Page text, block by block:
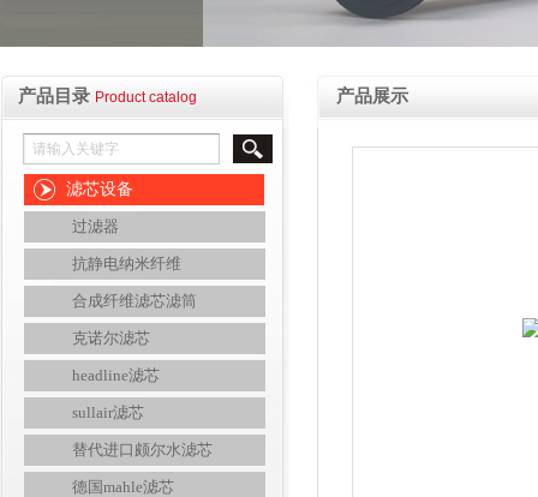
产品目录 Product catalog
滤芯设备
过滤器
抗静电纳米纤维
合成纤维滤芯滤筒
克诺尔滤芯
headline滤芯
sullair滤芯
替代进口颇尔水滤芯
德国mahle滤芯
产品展示